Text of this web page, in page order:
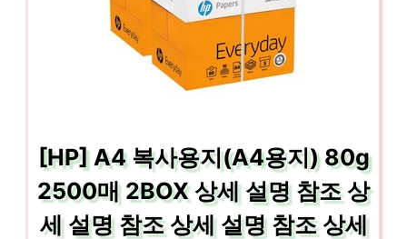
[HP] A4 복사용지(A4용지) 80g
2500매 2BOX 상세 설명 참조 상
세 설명 참조 상세 설명 참조 상세